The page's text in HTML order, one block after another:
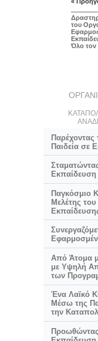
του
Όλο
Παρέχοντας
Παιδεία σε
Εκπαίδευση
Παγκόσμιο
Μελέτης
Από Άτομα
με Υψηλή
των
Ένα Λαϊκό
Μέσω της
την